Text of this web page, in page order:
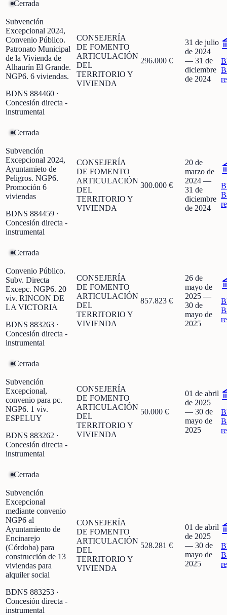
Cerrada
Subvención
Excepcional 2024,
Convenio Público.
Patronato Municipal
de la Vivienda de
Alhaurín El Grande.
NGP6. 6 viviendas.
BDNS 884460 ·
Concesión directa -
instrumental
CONSEJERÍA
DE FOMENTO
ARTICULACIÓN
DEL
TERRITORIO Y
VIVIENDA
296.000 €
31 de julio
de 2024
— 31 de
diciembre
de 2024
Cerrada
Subvención
Excepcional 2024,
Ayuntamieto de
Peligros. NGP6.
Promoción 6
viviendas
BDNS 884459 ·
Concesión directa -
instrumental
CONSEJERÍA
DE FOMENTO
ARTICULACIÓN
DEL
TERRITORIO Y
VIVIENDA
300.000 €
20 de
marzo de
2024 —
31 de
diciembre
de 2024
Cerrada
Convenio Público.
Subv. Directa
Excepc. NGP6. 20
viv. RINCON DE
LA VICTORIA
BDNS 883263 ·
Concesión directa -
instrumental
CONSEJERÍA
DE FOMENTO
ARTICULACIÓN
DEL
TERRITORIO Y
VIVIENDA
857.823 €
26 de
mayo de
2025 —
30 de
mayo de
2025
Cerrada
Subvención
Excepcional,
convenio para pc.
NGP6. 1 viv.
ESPELUY
BDNS 883262 ·
Concesión directa -
instrumental
CONSEJERÍA
DE FOMENTO
ARTICULACIÓN
DEL
TERRITORIO Y
VIVIENDA
50.000 €
01 de abril
de 2025
— 30 de
mayo de
2025
Cerrada
Subvención
Excepcional
mediante convenio
NGP6 al
Ayuntamiento de
Encinarejo
(Córdoba) para
construcción de 13
viviendas para
alquiler social
BDNS 883253 ·
Concesión directa -
instrumental
CONSEJERÍA
DE FOMENTO
ARTICULACIÓN
DEL
TERRITORIO Y
VIVIENDA
528.281 €
01 de abril
de 2025
— 30 de
mayo de
2025